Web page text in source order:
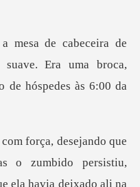
Era uma broca,
ela havia deixado ali na